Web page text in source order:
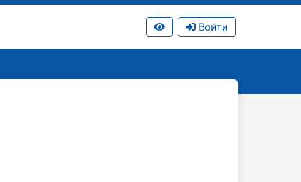
Войти